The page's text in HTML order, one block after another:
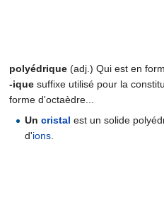
polyédrique (adj.) Qui est en
-ique suffixe utilisé pour la
forme d'octaèdre...
Uncristal est un solide
d'ions.